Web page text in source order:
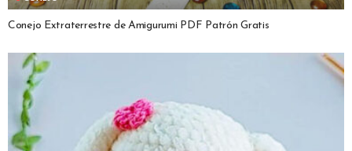
Conejo Extraterrestre de Amigurumi PDF Patrón Gratis